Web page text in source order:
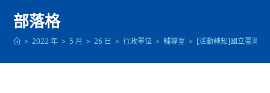
部落格
> 2022 年 > 5 月 > 26 日 > 行政單位 > 輔導室 > [活動轉知]國立臺灣海